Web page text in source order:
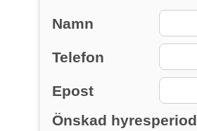
Namn
Telefon
Epost
Önskad hyresperiod